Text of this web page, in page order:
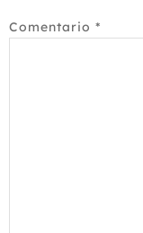
Comentario *